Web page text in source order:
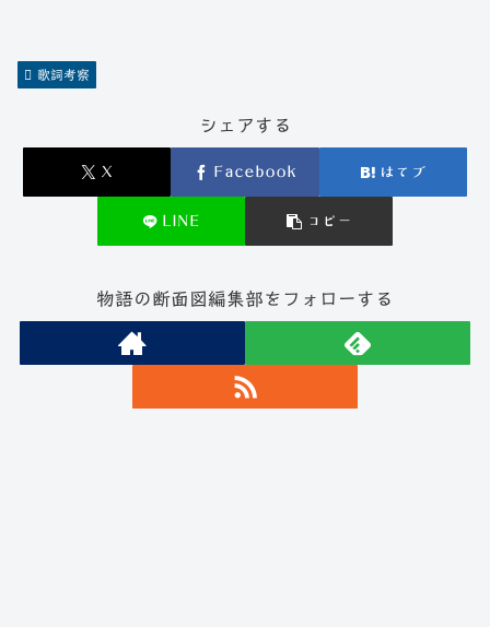
歌詞考察
シェアする
X Facebook はてブ
LINE コピー
物語の断面図編集部をフォローする